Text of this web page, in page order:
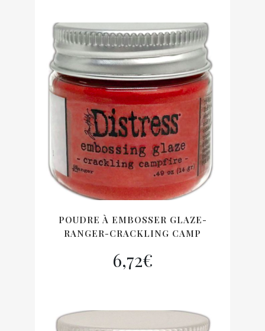
POUDRE À EMBOSSER GLAZE-
RANGER-CRACKLING CAMP
6,72€